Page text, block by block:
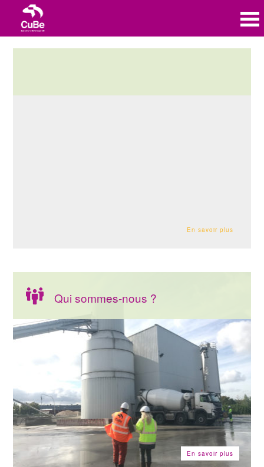
En savoir plus
Qui sommes-nous ?
En savoir plus